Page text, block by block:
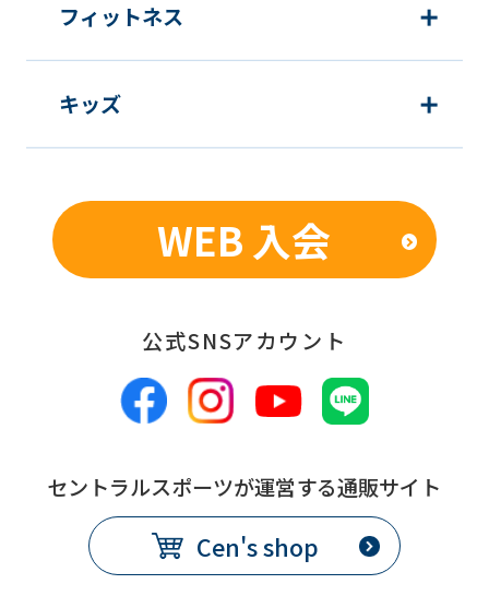
フィットネス
キッズ
WEB 入会
公式SNSアカウント
セントラルスポーツが運営する通販サイト
Cen's shop